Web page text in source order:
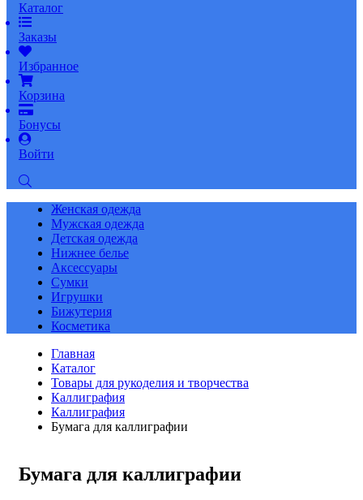
Каталог
Заказы
Избранное
Корзина
Бонусы
Войти
Женская одежда
Мужская одежда
Детская одежда
Нижнее белье
Аксессуары
Сумки
Игрушки
Бижутерия
Косметика
Главная
Каталог
Товары для рукоделия и творчества
Каллиграфия
Каллиграфия
Бумага для каллиграфии
Бумага для каллиграфии